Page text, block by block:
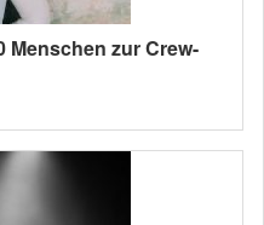
Menschen zur Crew-